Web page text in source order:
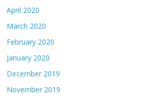
April 2020
March 2020
February 2020
January 2020
December 2019
November 2019